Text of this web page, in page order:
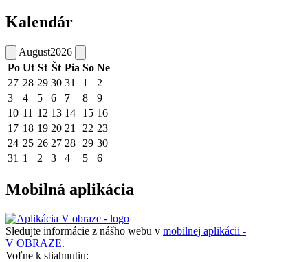
Kalendár
August2026
Po Ut St Št Pia So Ne
27 28 29 30 31 1
2
3
4 5 6 7 8
9
10 11 12 13 14 15 16
17 18 19 20 21 22 23
24 25 26 27 28 29 30
31 1 2 3 4 5 6
Mobilná aplikácia
Sledujte informácie z nášho webu v mobilnej aplikácii -
V OBRAZE.
Voľne k stiahnutiu: